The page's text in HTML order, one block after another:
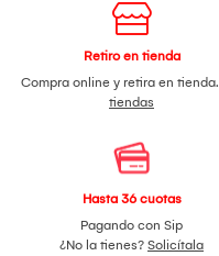
Retiro en tienda
Compra online y retira en tienda.
tiendas
Hasta 36 cuotas
Pagando con Sip
¿No la tienes? Solicítala